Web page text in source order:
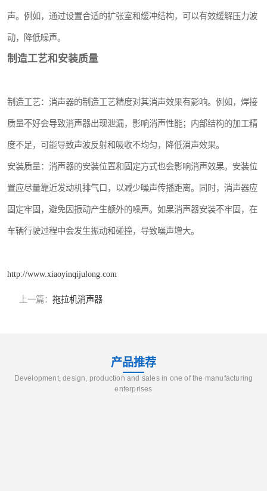
声。例如，通过设置合适的扩张室和缓冲结构，可以有效缓解压力波
动，降低噪声。
制造工艺和安装质量
制造工艺：消声器的制造工艺精度对其消声效果有影响。例如，焊接
质量不好会导致消声器出现泄漏，影响消声性能；内部结构的加工精
度不足，可能导致声波反射和吸收不均匀，降低消声效果。
安装质量：消声器的安装位置和固定方式也会影响消声效果。安装位
置应尽量靠近发动机排气口，以减少噪声传播距离。同时，消声器应
固定牢固，避免因振动产生额外的噪声。如果消声器安装不牢固，在
车辆行驶过程中会发生振动和碰撞，导致噪声增大。
http://www.xiaoyinqijulong.com
上一篇： 拖拉机消声器
产品推荐
Development, design, production and sales in one of the manufacturing
enterprises